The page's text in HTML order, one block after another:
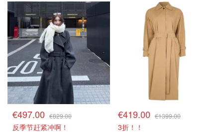
€497.00 €829.00
反季节赶紧冲啊！
€419.00 €1399.00
3折！！